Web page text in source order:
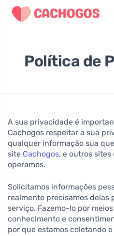
Política de
A sua privacidade é
Cachogos respeitar a sua
qualquer informação sua
site Cachogos, e outros sites
operamos.
Solicitamos informações
realmente precisamos delas
serviço. Fazemo-lo por
conhecimento e
por que estamos coletando